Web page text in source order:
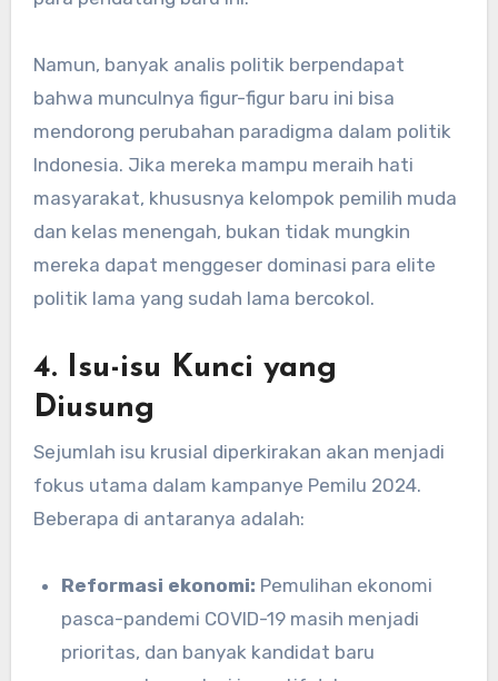
Namun, banyak analis politik berpendapat
bahwa munculnya figur-figur baru ini bisa
mendorong perubahan paradigma dalam politik
Indonesia. Jika mereka mampu meraih hati
masyarakat, khususnya kelompok pemilih muda
dan kelas menengah, bukan tidak mungkin
mereka dapat menggeser dominasi para elite
politik lama yang sudah lama bercokol.
4.
Isu-isu Kunci yang
Diusung
Sejumlah isu krusial diperkirakan akan menjadi
fokus utama dalam kampanye Pemilu 2024.
Beberapa di antaranya adalah:
Reformasi ekonomi: Pemulihan ekonomi
pasca-pandemi COVID-19 masih menjadi
prioritas, dan banyak kandidat baru